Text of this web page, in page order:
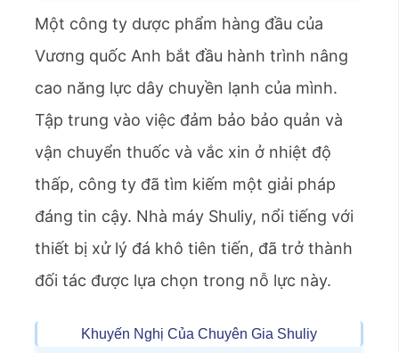
Một công ty dược phẩm hàng đầu của
Vương quốc Anh bắt đầu hành trình nâng
cao năng lực dây chuyền lạnh của mình.
Tập trung vào việc đảm bảo bảo quản và
vận chuyển thuốc và vắc xin ở nhiệt độ
thấp, công ty đã tìm kiếm một giải pháp
đáng tin cậy. Nhà máy Shuliy, nổi tiếng với
thiết bị xử lý đá khô tiên tiến, đã trở thành
đối tác được lựa chọn trong nỗ lực này.
Khuyến Nghị Của Chuyên Gia Shuliy